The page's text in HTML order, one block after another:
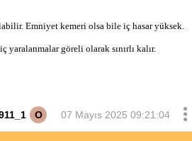
Emniyet kemeri olsa bile iç hasar yüksek.
yaralanmalar göreli olarak sınırlı kalır.
O 07 Mayıs 2025 09:21:04